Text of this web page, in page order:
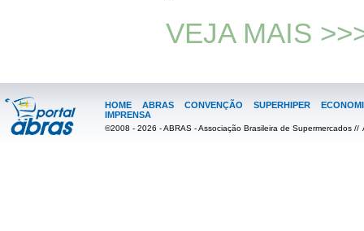
VEJA MAIS
HOME ABRAS CONVENÇÃO SUPERHIPER
IMPRENSA
©2008 - 2026 - ABRAS - Associação Brasileira de Supermercados //